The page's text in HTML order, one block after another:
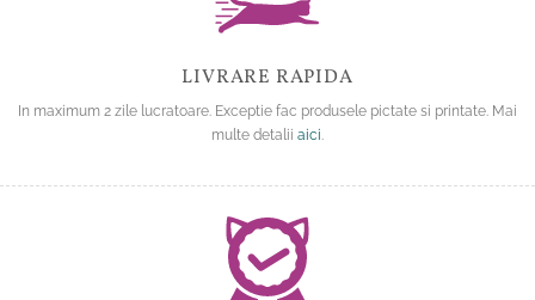
LIVRARE RAPIDA
In maximum 2 zile lucratoare. Exceptie fac produsele pictate si printate. Mai
multe detalii aici.